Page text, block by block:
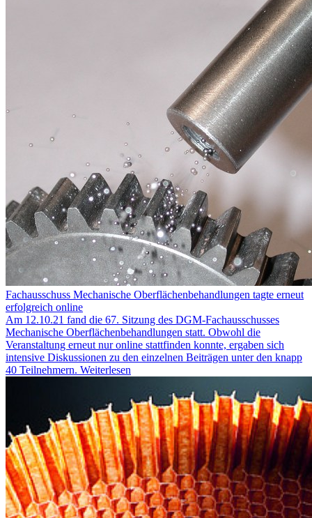
Fachausschuss Mechanische Oberflächenbehandlungen tagte erneut
erfolgreich online
Am 12.10.21 fand die 67. Sitzung des DGM-Fachausschusses
Mechanische Oberflächenbehandlungen statt. Obwohl die
Veranstaltung erneut nur online stattfinden konnte, ergaben sich
intensive Diskussionen zu den einzelnen Beiträgen unter den knapp
40 Teilnehmern. Weiterlesen